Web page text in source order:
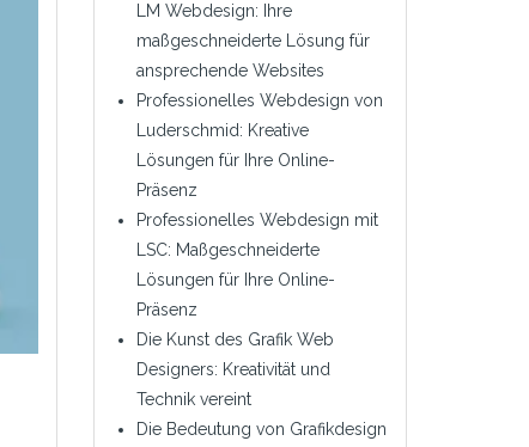
LM Webdesign: Ihre
maßgeschneiderte Lösung für
ansprechende Websites
Professionelles Webdesign von
Luderschmid: Kreative
Lösungen für Ihre Online-
Präsenz
Professionelles Webdesign mit
LSC: Maßgeschneiderte
Lösungen für Ihre Online-
Präsenz
Die Kunst des Grafik Web
Designers: Kreativität und
Technik vereint
Die Bedeutung von Grafikdesign